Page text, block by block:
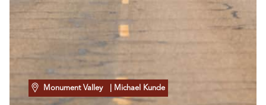
Monument Valley | Michael Kunde